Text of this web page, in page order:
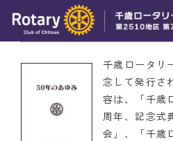
例会報告
活動報告
50年のあゆみ
千歳ロータリ
念して発行さ
容は、「千歳
周年、記念式
会」、「千歳